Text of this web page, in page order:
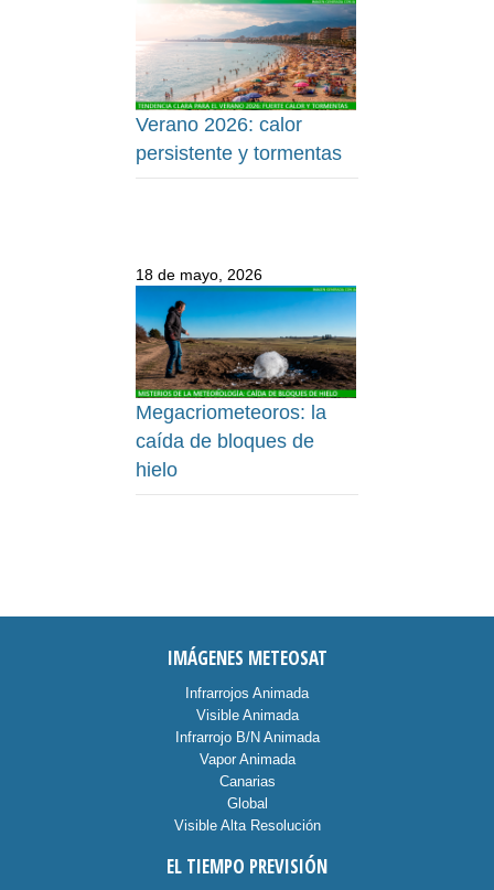
Verano 2026: calor
persistente y tormentas
18 de mayo, 2026
Megacriometeoros: la
caída de bloques de
hielo
IMÁGENES METEOSAT
Infrarrojos Animada
Visible Animada
Infrarrojo B/N Animada
Vapor Animada
Canarias
Global
Visible Alta Resolución
EL TIEMPO PREVISIÓN